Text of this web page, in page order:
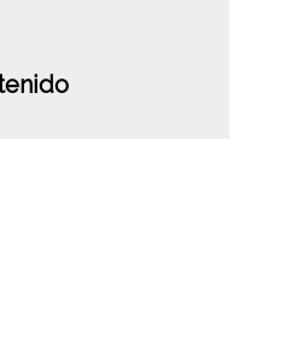
Imagen Final: